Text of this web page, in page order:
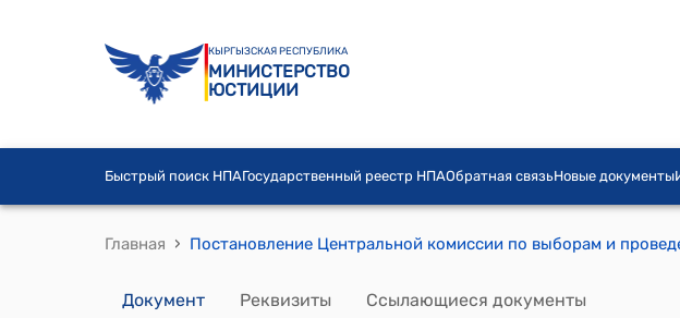
КЫРГЫЗСКАЯ РЕСПУБЛИКА
МИНИСТЕРСТВО
ЮСТИЦИИ
Быстрый поиск НПАГосударственный реестр НПАОбратная связьНовые документы
Главная ›
Документ Реквизиты Ссылающиеся документы